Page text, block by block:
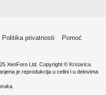
Politika privatnosti
Pomoć
XenForo Ltd. Copyright © Krstarica
je reprodukcija u celini i u delovima